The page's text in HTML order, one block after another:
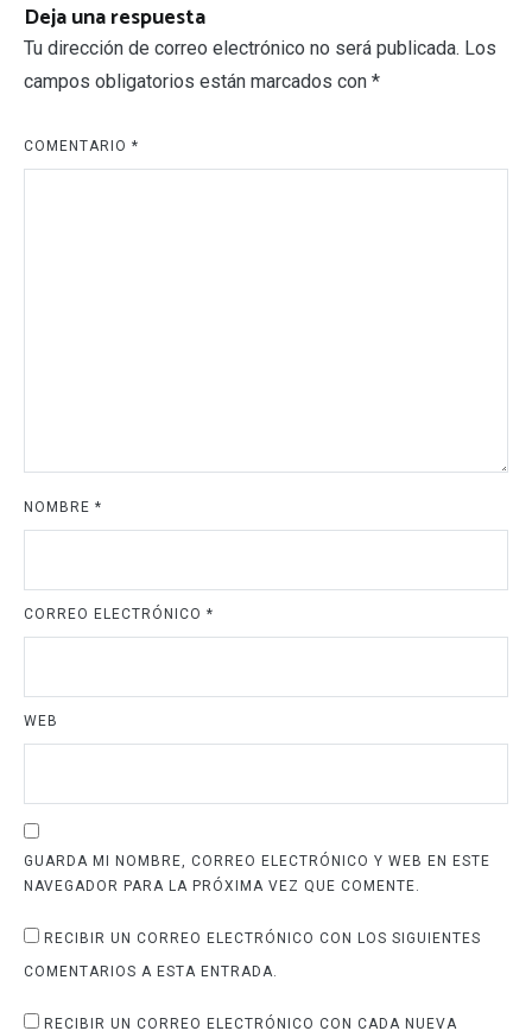
Deja una respuesta
Tu dirección de correo electrónico no será publicada. Los
campos obligatorios están marcados con *
COMENTARIO *
NOMBRE *
CORREO ELECTRÓNICO *
WEB
GUARDA MI NOMBRE, CORREO ELECTRÓNICO Y WEB EN ESTE
NAVEGADOR PARA LA PRÓXIMA VEZ QUE COMENTE.
RECIBIR UN CORREO ELECTRÓNICO CON LOS SIGUIENTES
COMENTARIOS A ESTA ENTRADA.
RECIBIR UN CORREO ELECTRÓNICO CON CADA NUEVA